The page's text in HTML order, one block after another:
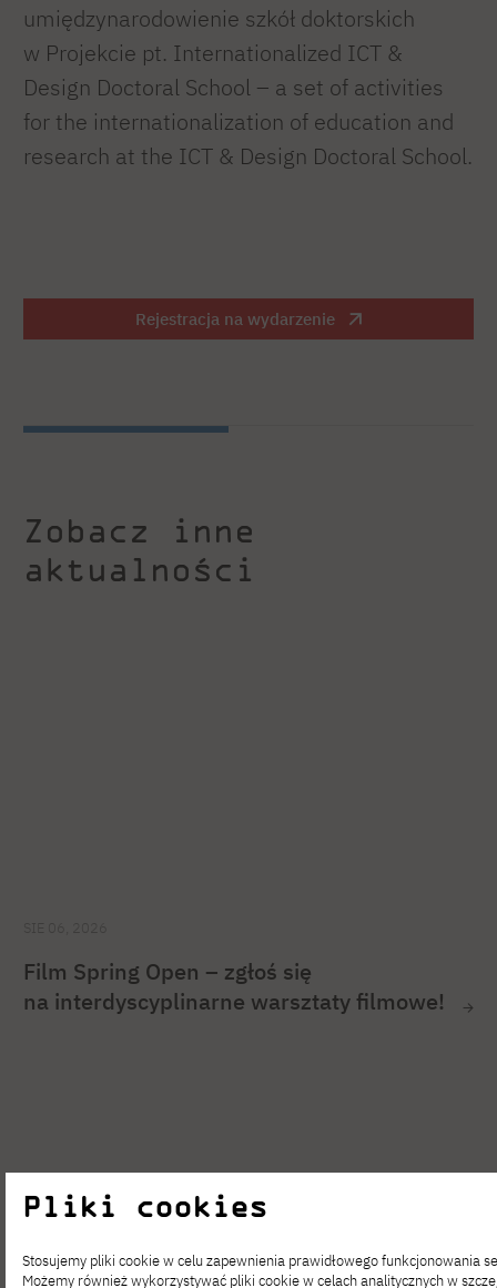
umiędzynarodowienie szkół doktorskich
w Projekcie pt. Internationalized ICT &
Design Doctoral School – a set of activities
for the internationalization of education and
research at the ICT & Design Doctoral School.
Rejestracja na wydarzenie
Zobacz inne
aktualności
Film Spring Open – zgłoś się
na interdyscyplinarne warsztaty filmowe!
Pliki cookies
Stosujemy pliki cookie w celu zapewnienia prawidłowego funkcjonowania
Możemy również wykorzystywać pliki cookie w celach analitycznych w